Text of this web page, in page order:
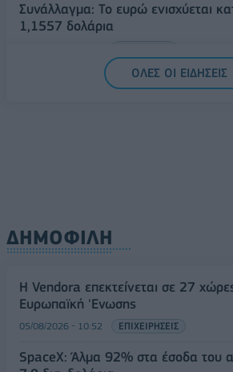
Συνάλλαγμα: Το ευρώ ενισχύεται
1,1557 δολάρια
ΟΛΕΣ ΟΙ ΕΙΔΗΣΕΙΣ
ΔΗΜΟΦΙΛΗ
Η Vendora επεκτείνεται σε 27
Ευρωπαϊκή 'Ενωσης
05/08/2026 - 10:52 ΕΠΙΧΕΙΡΗΣΕΙΣ
SpaceX: Άλμα 92% στα έσοδα του